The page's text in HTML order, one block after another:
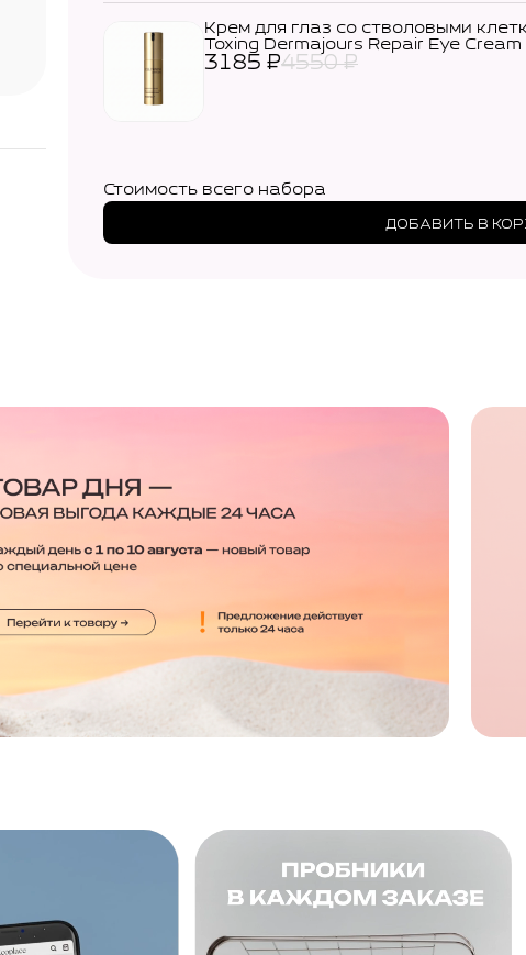
Крем для глаз со стволовыми
Toxing Dermajours Repair Eye
3185 ₽4550₽
Стоимость всего набора
ДОБАВИТЬ В